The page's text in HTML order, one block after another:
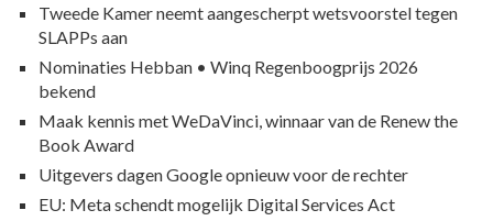
Tweede Kamer neemt aangescherpt wetsvoorstel tegen
SLAPPs aan
Nominaties Hebban • Winq Regenboogprijs 2026
bekend
Maak kennis met WeDaVinci, winnaar van de Renew the
Book Award
Uitgevers dagen Google opnieuw voor de rechter
EU: Meta schendt mogelijk Digital Services Act